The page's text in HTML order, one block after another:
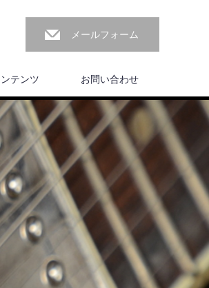
メールフォーム
テンツ お問い合わせ